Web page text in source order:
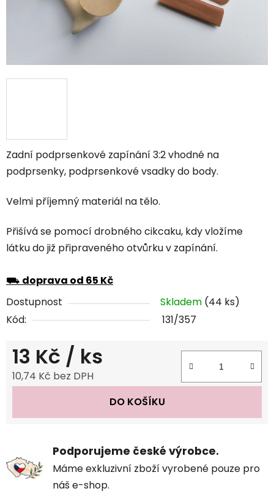
Zadní podprsenkové zapínání 3:2 vhodné na
podprsenky, podprsenkové vsadky do body.
Velmi příjemný materiál na tělo.
Přišívá se pomocí drobného cikcaku, kdy vložíme
látku do již připraveného otvůrku v zapínání.
⛟ doprava od 65 Kč
Dostupnost
Skladem (44 ks)
Kód:
131/357
13 Kč / ks
10,74 Kč bez DPH
DO KOŠÍKU
Podporujeme české výrobce.
Máme exkluzivní zboží vyrobené pouze pro
náš e-shop.